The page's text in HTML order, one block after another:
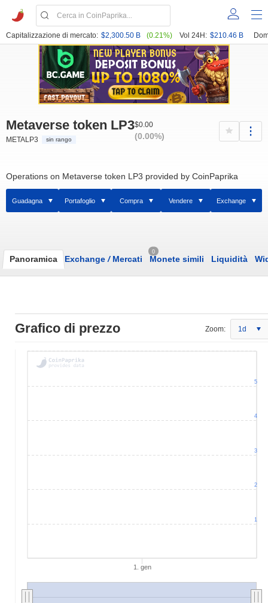
Capitalizzazione di mercato: $2,300.50 B (0.21%) Vol 24H: $210.46 B
Metaverse token LP3
METALP3 sin rango
$0.00
(0.00%)
Operations on Metaverse token LP3 provided by CoinPaprika
Guadagna Portafoglio Compra Vendere Exchange
Panoramica Exchange /Mercati
0
Monete simili Liquidità
Grafico di prezzo Zoom: 1d
1. gen
1
2
3
4
5